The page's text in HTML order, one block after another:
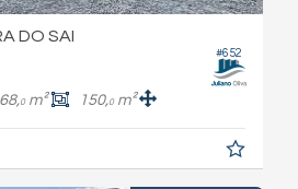
#652
DO SAI
0m² 150,0m²